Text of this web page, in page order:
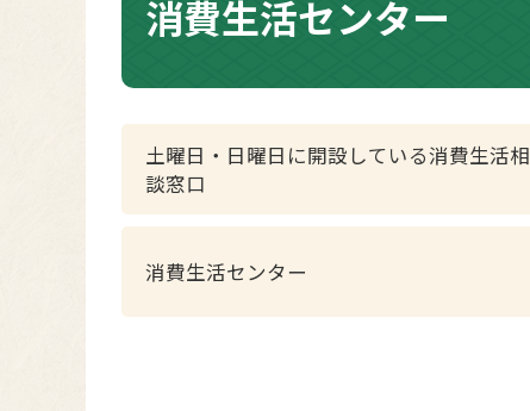
消費生活センター
土曜日・日曜日に開設している消費生活相
談窓口
消費生活センター